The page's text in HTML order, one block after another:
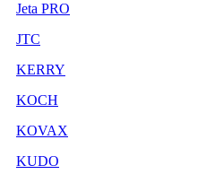
Jeta PRO
JTC
KERRY
KOCH
KOVAX
KUDO